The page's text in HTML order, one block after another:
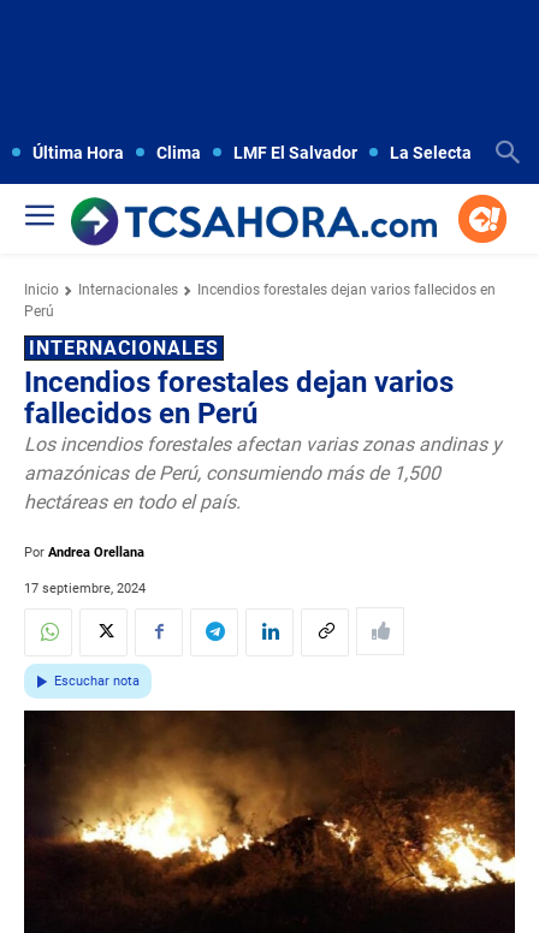
Última Hora Clima LMF El Salvador La Selecta
Inicio Internacionales
Incendios forestales dejan varios fallecidos en
Perú
INTERNACIONALES
Incendios forestales dejan varios
fallecidos en Perú
Los incendios forestales afectan varias zonas andinas y
amazónicas de Perú, consumiendo más de 1,500
hectáreas en todo el país.
Por Andrea Orellana
17 septiembre, 2024
Escuchar nota